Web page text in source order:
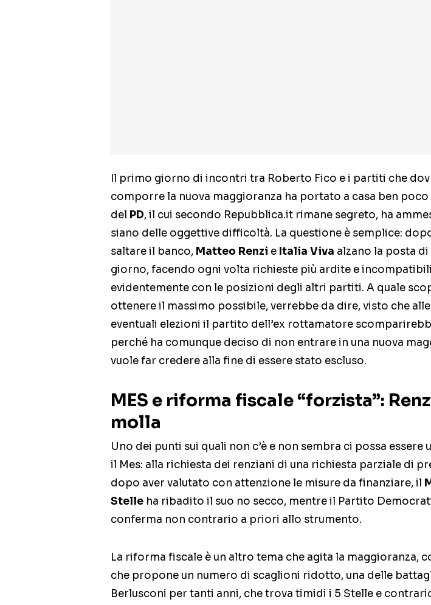
Il primo giorno di incontri tra Roberto Fico e i partiti che
comporre la nuova maggioranza ha portato a casa ben
del PD, il cui secondo Repubblica.it rimane segreto, ha
siano delle oggettive difficoltà. La questione è semplice:
saltare il banco, Matteo Renzi e Italia Viva alzano la posta
giorno, facendo ogni volta richieste più ardite e incompatibili
evidentemente con le posizioni degli altri partiti. A quale
ottenere il massimo possibile, verrebbe da dire, visto che
eventuali elezioni il partito dell’ex rottamatore
perché ha comunque deciso di non entrare in una nuova
vuole far credere alla fine di essere stato escluso.
MES e riforma fiscale “forzista”:
molla
Uno dei punti sui quali non c’è e non sembra ci possa essere
il Mes: alla richiesta dei renziani di una richiesta parziale di
dopo aver valutato con attenzione le misure da finanziare, il
Stelle ha ribadito il suo no secco, mentre il Partito
conferma non contrario a priori allo strumento.
La riforma fiscale è un altro tema che agita la maggioranza,
che propone un numero di scaglioni ridotto, una delle
Berlusconi per tanti anni, che trova timidi i 5 Stelle e